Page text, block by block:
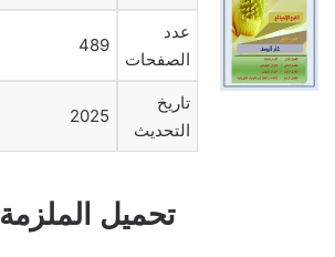
عدد
الصفحات
489
تاريخ
التحديث
2025
تحميل الملزمة